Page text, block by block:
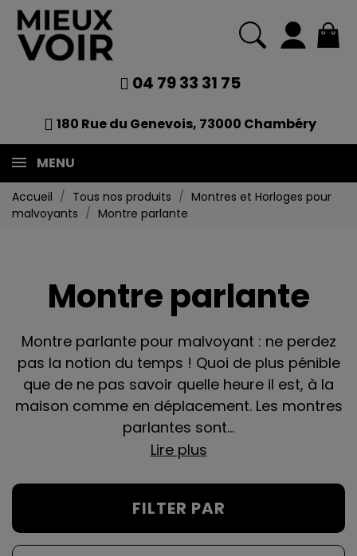
04 79 33 31 75
180 Rue du Genevois, 73000 Chambéry
MENU
Accueil Tous nos produits
Montres et Horloges pour
malvoyants
Montre parlante
Montre parlante
Montre parlante pour malvoyant : ne perdez
pas la notion du temps ! Quoi de plus pénible
que de ne pas savoir quelle heure il est, à la
maison comme en déplacement. Les montres
parlantes sont...
Lire plus
FILTER PAR